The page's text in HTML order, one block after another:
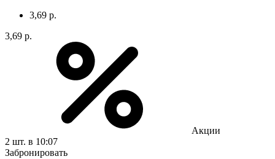
3,69 р.
3,69 р.
Акции
2 шт. в 10:07
Забронировать